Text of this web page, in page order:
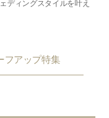
ディングスタイルを叶え
フアップ特集